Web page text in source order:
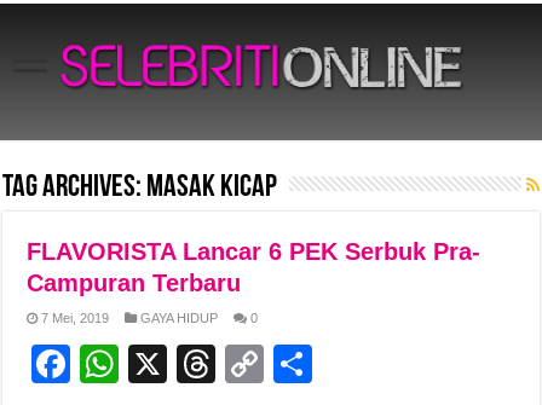
Tag Archives: Masak Kicap
FLAVORISTA Lancar 6 PEK Serbuk Pra-
Campuran Terbaru
7 Mei, 2019 GAYA HIDUP 0
F
W
X
T
C